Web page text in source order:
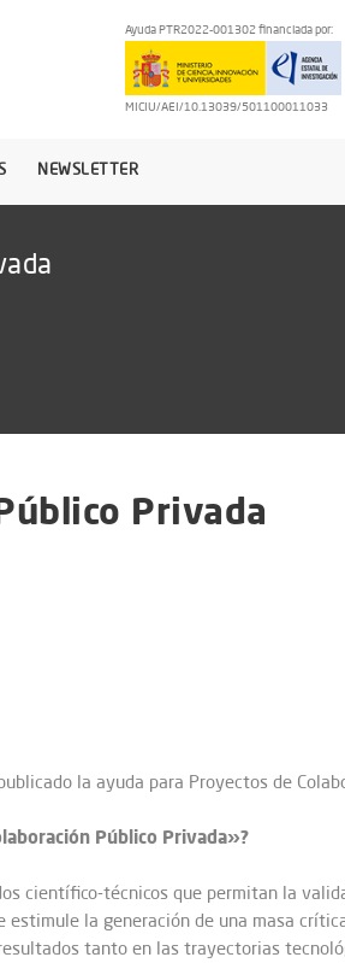
Ayuda PTR2022-001302 financiada por:
MICIU/AEI/10.13039/501100011033
NEWSLETTER
Privada
la ayuda para Proyectos de
Público Privada»?
científico-técnicos que permitan la
la generación de una masa
tanto en las trayectorias